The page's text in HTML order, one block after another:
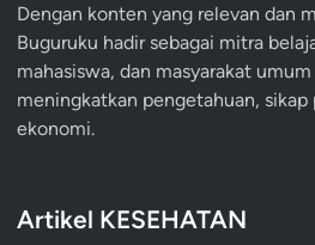
Dengan konten yang relevan dan
Buguruku hadir sebagai mitra
mahasiswa, dan masyarakat
meningkatkan pengetahuan,
ekonomi.
Artikel KESEHATAN